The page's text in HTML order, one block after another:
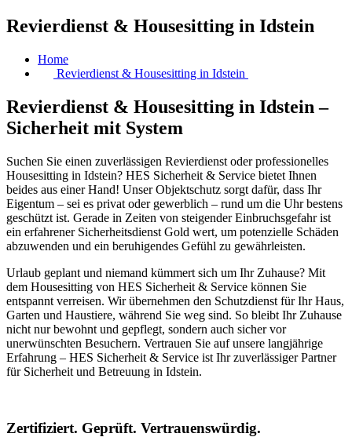
Revierdienst & Housesitting in Idstein
Home
Revierdienst & Housesitting in Idstein
Revierdienst & Housesitting in Idstein –
Sicherheit mit System
Suchen Sie einen zuverlässigen Revierdienst oder professionelles
Housesitting in Idstein? HES Sicherheit & Service bietet Ihnen
beides aus einer Hand! Unser Objektschutz sorgt dafür, dass Ihr
Eigentum – sei es privat oder gewerblich – rund um die Uhr bestens
geschützt ist. Gerade in Zeiten von steigender Einbruchsgefahr ist
ein erfahrener Sicherheitsdienst Gold wert, um potenzielle Schäden
abzuwenden und ein beruhigendes Gefühl zu gewährleisten.
Urlaub geplant und niemand kümmert sich um Ihr Zuhause? Mit
dem Housesitting von HES Sicherheit & Service können Sie
entspannt verreisen. Wir übernehmen den Schutzdienst für Ihr Haus,
Garten und Haustiere, während Sie weg sind. So bleibt Ihr Zuhause
nicht nur bewohnt und gepflegt, sondern auch sicher vor
unerwünschten Besuchern. Vertrauen Sie auf unsere langjährige
Erfahrung – HES Sicherheit & Service ist Ihr zuverlässiger Partner
für Sicherheit und Betreuung in Idstein.
Zertifiziert. Geprüft. Vertrauenswürdig.